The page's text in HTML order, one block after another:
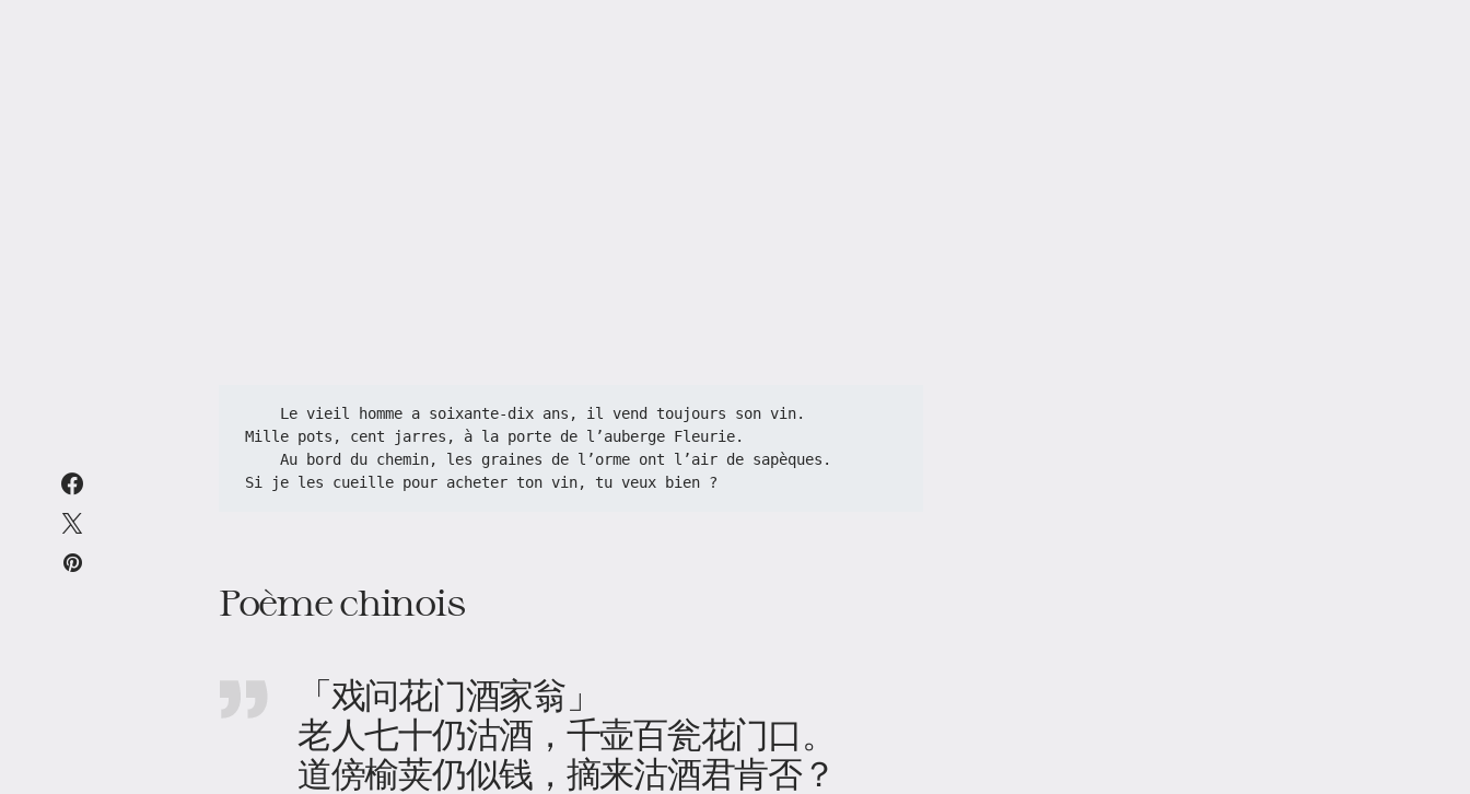
    Le vieil homme a soixante-dix ans, il vend toujours son vin.
Mille pots, cent jarres, à la porte de l’auberge Fleurie.
    Au bord du chemin, les graines de l’orme ont l’air de sapèques.
Si je les cueille pour acheter ton vin, tu veux bien ?
Poème chinois
「戏问花门酒家翁」
老人七十仍沽酒，千壶百瓮花门口。
道傍榆荚仍似钱，摘来沽酒君肯否？